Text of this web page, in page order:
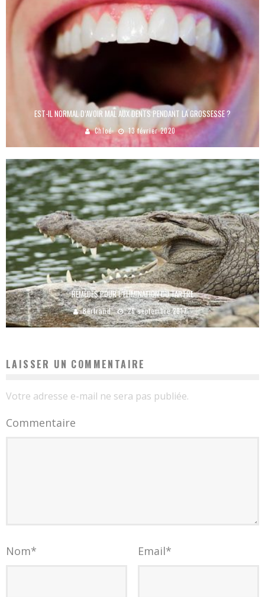
EST-IL NORMAL D’AVOIR MAL AUX DENTS PENDANT LA GROSSESSE ?
Chloé 13 février 2020
REMÈDES POUR L’ÉLIMINATION DU TARTRE
Bertrand 26 septembre 2017
LAISSER UN COMMENTAIRE
Votre adresse e-mail ne sera pas publiée.
Commentaire
Nom* Email*